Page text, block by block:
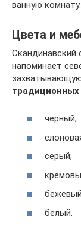
ванную комнату.
Цвета и
Скандинавский
напоминает
традиционных
черный;
серый;
белый.